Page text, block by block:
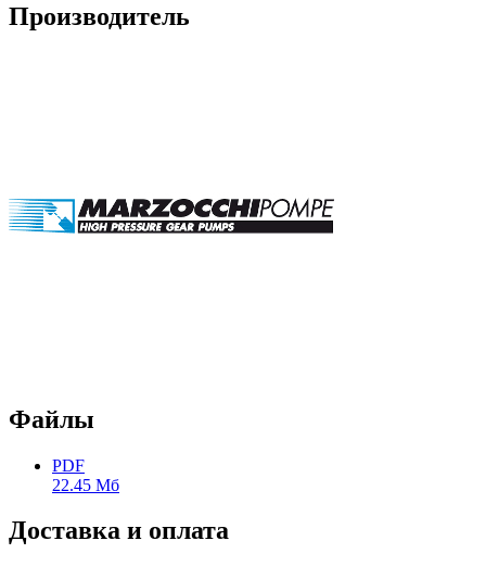
Производитель
Файлы
PDF
22.45 Мб
Доставка и оплата